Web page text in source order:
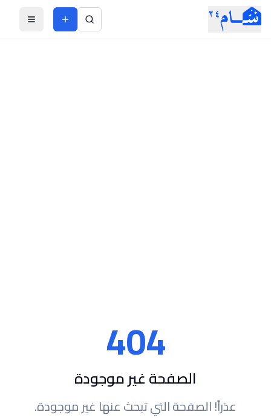
404
الصفحة غير موجودة
عذراً! الصفحة التي تبحث عنها غير موجودة.